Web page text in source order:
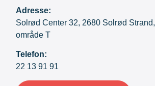
Adresse:
Solrød Center 32, 2680 Solrød Strand,
område T
Telefon:
22 13 91 91